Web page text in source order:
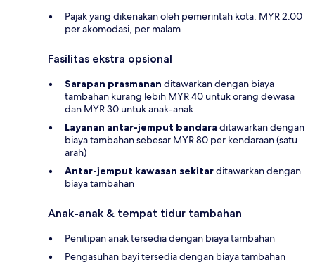
Pajak yang dikenakan oleh pemerintah kota: MYR 2.00
per akomodasi, per malam
Fasilitas ekstra opsional
Sarapan prasmanan ditawarkan dengan biaya
tambahan kurang lebih MYR 40 untuk orang dewasa
dan MYR 30 untuk anak-anak
Layanan antar-jemput bandara ditawarkan dengan
biaya tambahan sebesar MYR 80 per kendaraan (satu
arah)
Antar-jemput kawasan sekitarditawarkan dengan
biaya tambahan
Anak-anak & tempat tidur tambahan
Penitipan anak tersedia dengan biaya tambahan
Pengasuhan bayi tersedia dengan biaya tambahan